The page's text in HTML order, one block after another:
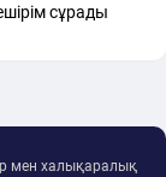
сұрады
мен халықаралық